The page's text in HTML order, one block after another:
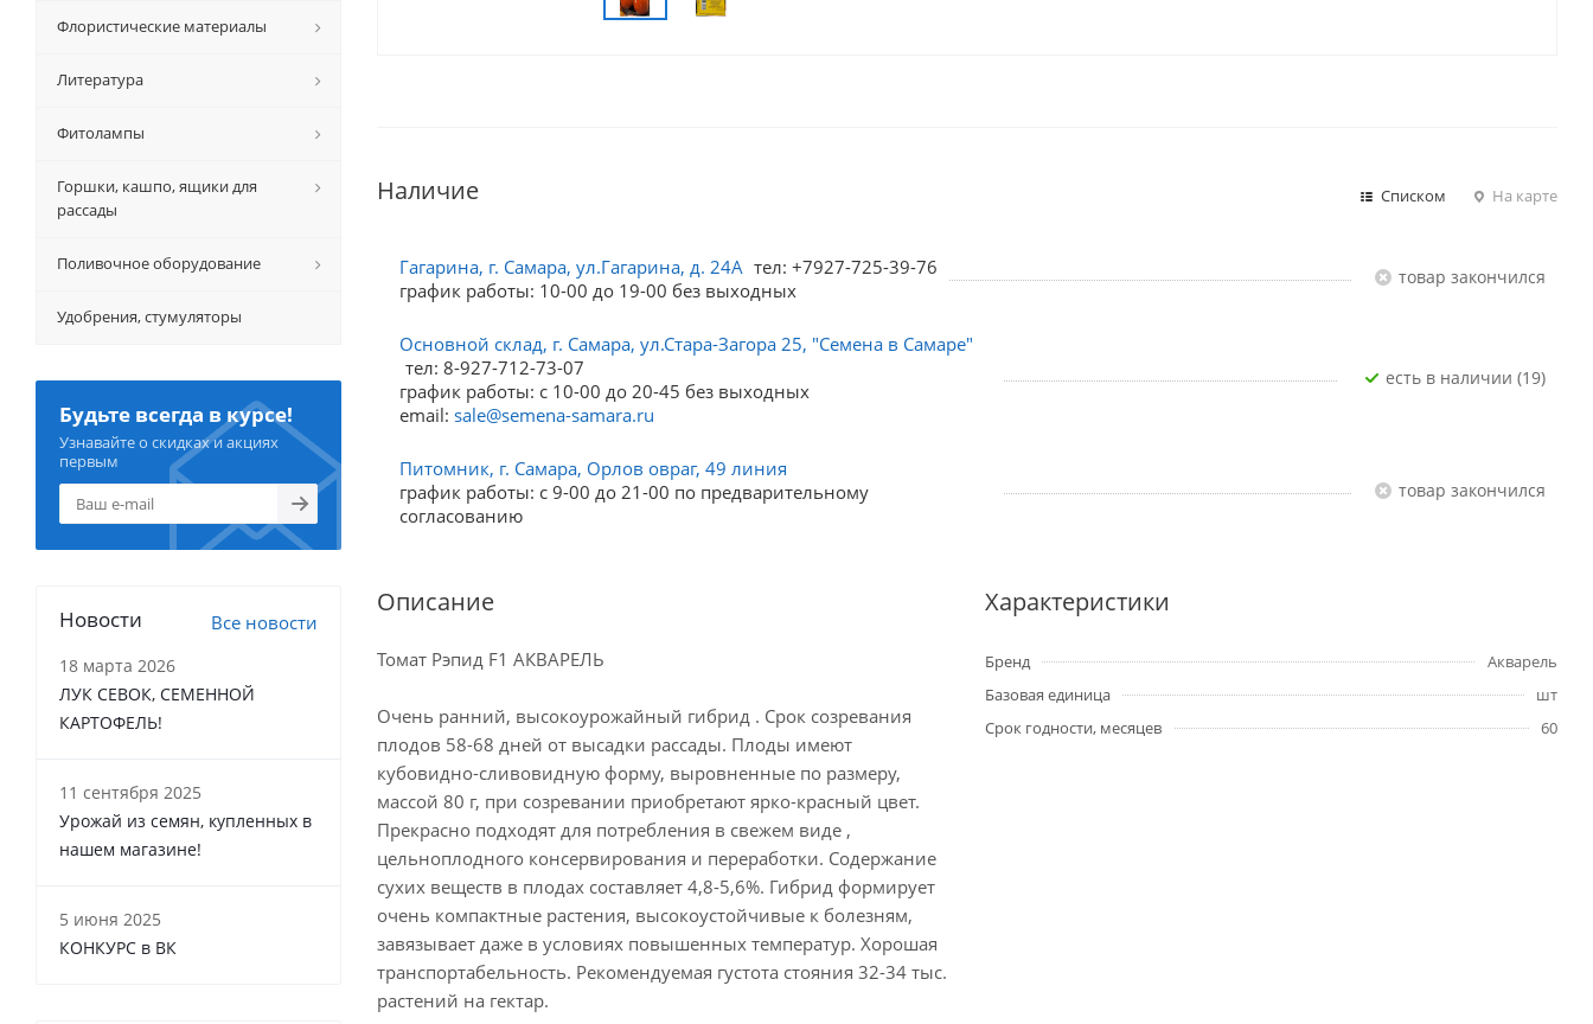
Наличие Списком На карте
Гагарина, г. Самара, ул.Гагарина, д. 24А тел: +7927-725-39-76
график работы: 10-00 до 19-00 без выходных
Товар закончился
Основной склад, г. Самара, ул.Стара-Загора 25, "Семена в Самаре"
тел: 8-927-712-73-07
график работы: с 10-00 до 20-45 без выходных
email: sale@semena-samara.ru
Есть в наличии (19)
Питомник, г. Самара, Орлов овраг, 49 линия
график работы: с 9-00 до 21-00 по предварительному
согласованию
Товар закончился
Описание
Томат Рэпид F1 АКВАРЕЛЬ
Очень ранний, высокоурожайный гибрид . Срок созревания
плодов 58-68 дней от высадки рассады. Плоды имеют
кубовидно-сливовидную форму, выровненные по размеру,
массой 80 г, при созревании приобретают ярко-красный цвет.
Прекрасно подходят для потребления в свежем виде ,
цельноплодного консервирования и переработки. Содержание
сухих веществ в плодах составляет 4,8-5,6%. Гибрид формирует
очень компактные растения, высокоустойчивые к болезням,
завязывает даже в условиях повышенных температур. Хорошая
транспортабельность. Рекомендуемая густота стояния 32-34 тыс.
растений на гектар.
Характеристики
Бренд
Акварель
Базовая единица
шт
Срок годности, месяцев
60
Флористические материалы
Литература
Фитолампы
Горшки, кашпо, ящики для
рассады
Поливочное оборудование
Удобрения, стумуляторы
Будьте всегда в курсе!
Узнавайте о скидках и акциях
первым
Новости Все новости
18 марта 2026
ЛУК СЕВОК, СЕМЕННОЙ
КАРТОФЕЛЬ!
11 сентября 2025
Урожай из семян, купленных в
нашем магазине!
5 июня 2025
КОНКУРС в ВК